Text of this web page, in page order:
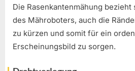
Die Rasenkantenmähung
des Mähroboters, auch die
zu kürzen und somit für ein
Erscheinungsbild zu sorgen.